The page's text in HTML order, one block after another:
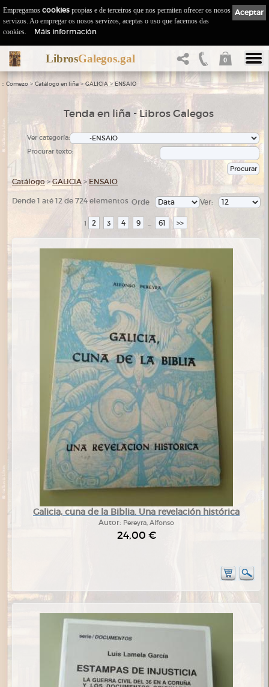
LibrosGalegos.gal 0
:: Comezo > Catálogo en liña > GALICIA> ENSAIO
Tenda en liña - Libros Galegos
Ver categoría:
Procurar texto:
Catálogo >GALICIA > ENSAIO
Dende 1 até 12 de 724 elementos Ver:
Orde
1 2 3 4 9 ... 61 >>
Galicia, cuna de la Biblia. Una revelación histórica
Autor: Pereyra, Alfonso
24,00 €
Aceptar
Empregamos cookies propias e de terceiros que nos permiten ofrecer os nosos
servizos. Ao empregar os nosos servizos, aceptas o uso que facemos das
cookies.
Máis información